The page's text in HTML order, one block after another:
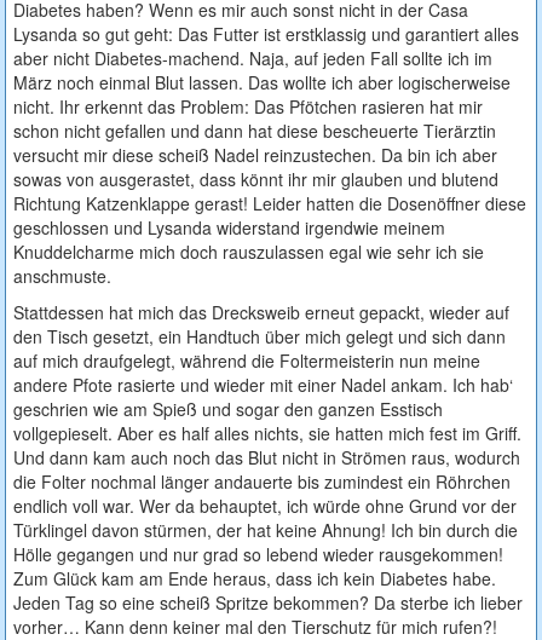
Diabetes haben? Wenn es mir auch sonst nicht in der Casa
Lysanda so gut geht: Das Futter ist erstklassig und garantiert alles
aber nicht Diabetes-machend. Naja, auf jeden Fall sollte ich im
März noch einmal Blut lassen. Das wollte ich aber logischerweise
nicht. Ihr erkennt das Problem: Das Pfötchen rasieren hat mir
schon nicht gefallen und dann hat diese bescheuerte Tierärztin
versucht mir diese scheiß Nadel reinzustechen. Da bin ich aber
sowas von ausgerastet, dass könnt ihr mir glauben und blutend
Richtung Katzenklappe gerast! Leider hatten die Dosenöffner diese
geschlossen und Lysanda widerstand irgendwie meinem
Knuddelcharme mich doch rauszulassen egal wie sehr ich sie
anschmuste.
Stattdessen hat mich das Drecksweib erneut gepackt, wieder auf
den Tisch gesetzt, ein Handtuch über mich gelegt und sich dann
auf mich draufgelegt, während die Foltermeisterin nun meine
andere Pfote rasierte und wieder mit einer Nadel ankam. Ich hab‘
geschrien wie am Spieß und sogar den ganzen Esstisch
vollgepieselt. Aber es half alles nichts, sie hatten mich fest im Griff.
Und dann kam auch noch das Blut nicht in Strömen raus, wodurch
die Folter nochmal länger andauerte bis zumindest ein Röhrchen
endlich voll war. Wer da behauptet, ich würde ohne Grund vor der
Türklingel davon stürmen, der hat keine Ahnung! Ich bin durch die
Hölle gegangen und nur grad so lebend wieder rausgekommen!
Zum Glück kam am Ende heraus, dass ich kein Diabetes habe.
Jeden Tag so eine scheiß Spritze bekommen? Da sterbe ich lieber
vorher… Kann denn keiner mal den Tierschutz für mich rufen?!